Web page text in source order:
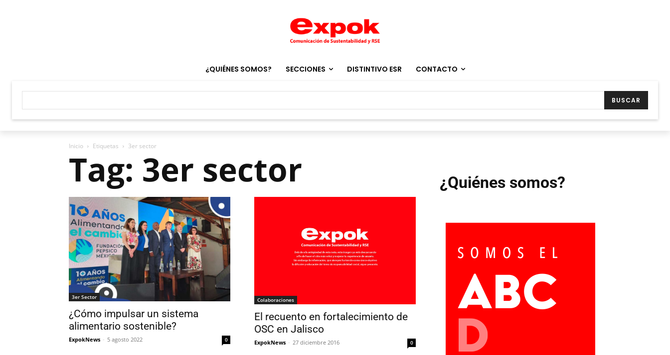
¿QUIÉNES SOMOS? SECCIONES DISTINTIVO ESR CONTACTO
BUSCAR
Inicio Etiquetas 3er sector
Tag: 3er sector
3er Sector
¿Cómo impulsar un sistema
alimentario sostenible?
ExpokNews - 5 agosto 2022 0
Colaboraciones
El recuento en fortalecimiento de
OSC en Jalisco
ExpokNews - 27 diciembre 2016 0
¿Quiénes somos?